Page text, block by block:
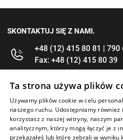
SKONTAKTUJ SIĘ Z NAMI.
+48 (12) 415 80 81 | 790
Fax: +48 (12) 415 80 39
kontakt@im-narzedzia.pl
INFORMACJE
OFERTA
Ta strona używa plików
Używamy plików cookie w celu
naszego ruchu. Udostępniamy
korzystasz z naszej witryny, naszym
analitycznym, którzy mogą łączyć je z
przekazałeś lub które zebrali w